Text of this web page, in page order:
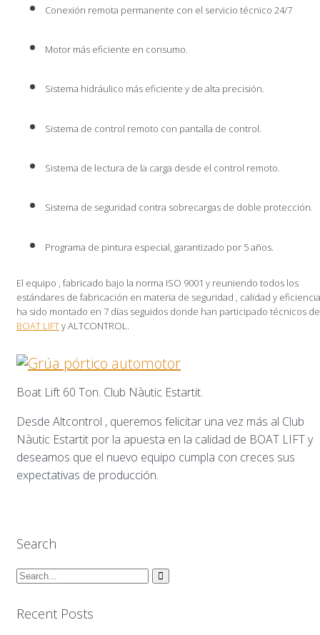
Conexión remota permanente con el servicio técnico 24/7
Motor más eficiente en consumo.
Sistema hidráulico más eficiente y de alta precisión.
Sistema de control remoto con pantalla de control.
Sistema de lectura de la carga desde el control remoto.
Sistema de seguridad contra sobrecargas de doble protección.
Programa de pintura especial, garantizado por 5 años.
El equipo , fabricado bajo la norma ISO 9001 y reuniendo todos los
estándares de fabricación en materia de seguridad , calidad y
ha sido montado en 7 días seguidos donde han participado técnicos de
BOAT LIFTy ALTCONTROL.
Boat Lift 60 Ton. Club Nàutic Estartit.
Desde Altcontrol , queremos felicitar una vez más al Club
Nàutic Estartit por la apuesta en la calidad de BOAT LIFT y
deseamos que el nuevo equipo cumpla con creces sus
expectativas de producción.
Search
Recent Posts